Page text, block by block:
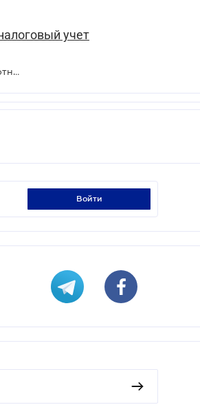
учет
Пожарная безопасность по-новому: МВД обновило правила относительно генераторов
войти